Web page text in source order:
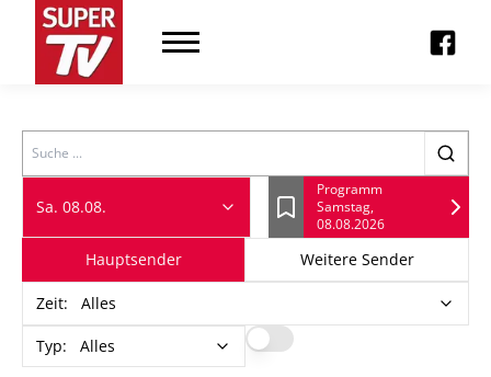
Search
Sa. 08.08. Lesezeichen
Programm
Samstag,
08.08.2026
Hauptsender Weitere Sender
Zeit: Alles
Typ: Alles